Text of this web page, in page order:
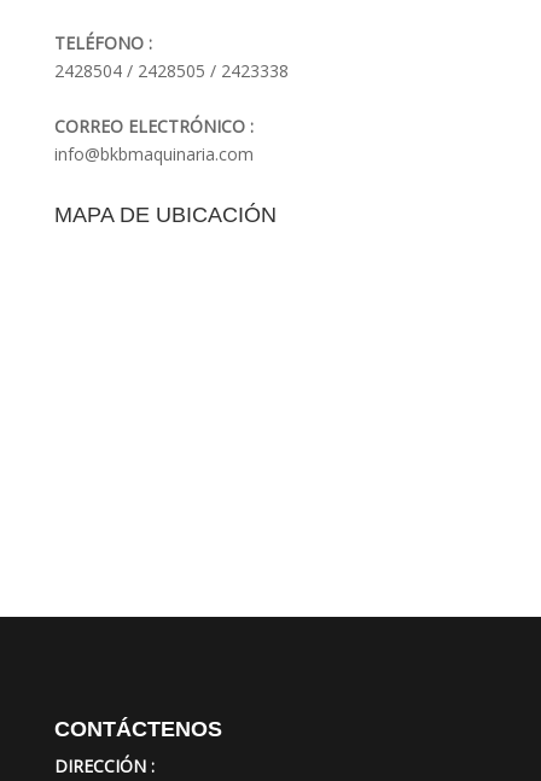
TELÉFONO :
2428504 / 2428505 / 2423338
CORREO ELECTRÓNICO :
info@bkbmaquinaria.com
MAPA DE UBICACIÓN
CONTÁCTENOS
DIRECCIÓN :